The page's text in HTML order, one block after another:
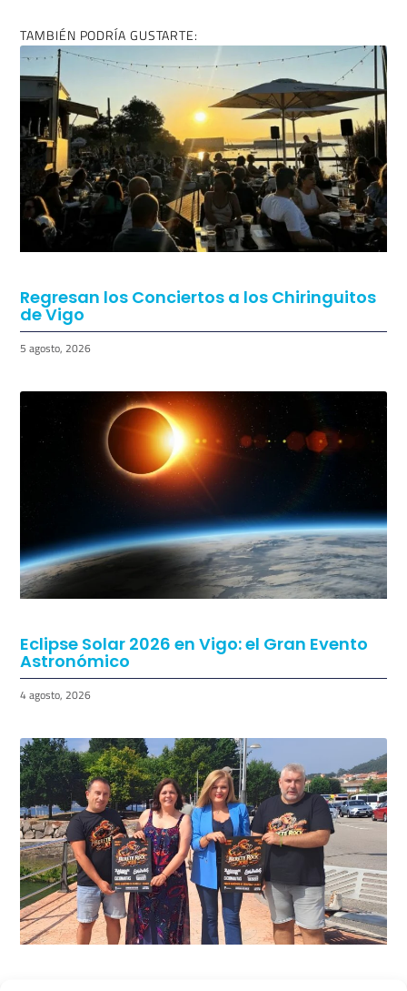
TAMBIÉN PODRÍA GUSTARTE:
Regresan los Conciertos a los Chiringuitos
de Vigo
5 agosto, 2026
Eclipse Solar 2026 en Vigo: el Gran Evento
Astronómico
4 agosto, 2026